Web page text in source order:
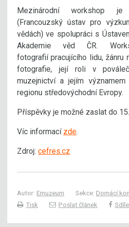
Mezinárodní workshop je
(Francouzský ústav pro
vědách) ve spolupráci s
Akademie věd ČR.
fotografií pracujícího lidu, žánru
fotografie, její roli v
muzejnictví a jejím
regionu středovýchodní Evropy.
Příspěvky je možné zaslat do
Víc informací zde.
Zdroj: cefres.cz
Autor: Emuzeum Sekce: Domácí
Tisk
Poslat článek